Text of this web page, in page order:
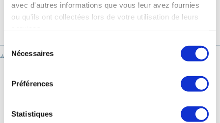
avec d'autres informations que vous leur avez fournies
ou qu'ils ont collectées lors de votre utilisation de leurs
Sélection
Nécessaires
Préférences
Statistiques
يورياج "جبال الألب
التزاماتنا
محطة العلاج الحراري
صفحة الفيسبوك الخاصة بنا